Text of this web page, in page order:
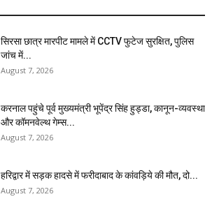
सिरसा छात्र मारपीट मामले में CCTV फुटेज सुरक्षित, पुलिस
जांच में...
August 7, 2026
करनाल पहुंचे पूर्व मुख्यमंत्री भूपेंद्र सिंह हुड्डा, कानून-व्यवस्था
और कॉमनवेल्थ गेम्स...
August 7, 2026
हरिद्वार में सड़क हादसे में फरीदाबाद के कांवड़िये की मौत, दो...
August 7, 2026